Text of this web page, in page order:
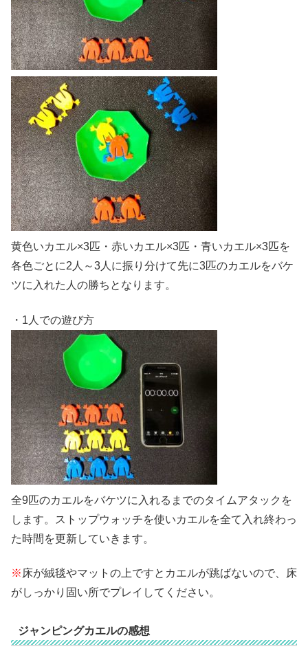
黄色いカエル×3匹・赤いカエル×3匹・青いカエル×3匹を
各色ごとに2人～3人に振り分けて先に3匹のカエルをバケ
ツに入れた人の勝ちとなります。
・1人での遊び方
全9匹のカエルをバケツに入れるまでのタイムアタックを
します。ストップウォッチを使いカエルを全て入れ終わっ
た時間を更新していきます。
※ 床が絨毯やマットの上ですとカエルが跳ばないので、床
がしっかり固い所でプレイしてください。
ジャンピングカエルの感想